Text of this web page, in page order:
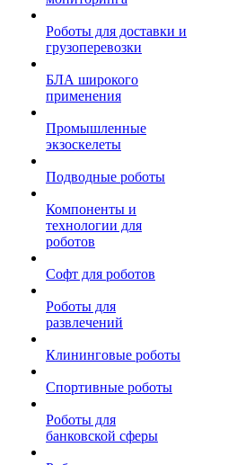
Роботы для доставки и
грузоперевозки
БЛА широкого
применения
Промышленные
экзоскелеты
Подводные роботы
Компоненты и
технологии для
роботов
Софт для роботов
Роботы для
развлечений
Клининговые роботы
Спортивные роботы
Роботы для
банковской сферы